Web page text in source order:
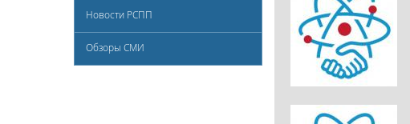
Новости РСПП
Обзоры СМИ